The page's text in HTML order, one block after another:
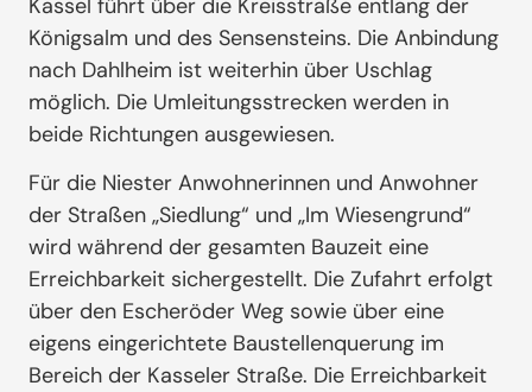
Königsalm und des Sensensteins. Die Anbindung
nach Dahlheim ist weiterhin über Uschlag
möglich. Die Umleitungsstrecken werden in
beide Richtungen ausgewiesen.
Für die Niester Anwohnerinnen und Anwohner
der Straßen „Siedlung“ und „Im Wiesengrund“
wird während der gesamten Bauzeit eine
Erreichbarkeit sichergestellt. Die Zufahrt erfolgt
über den Escheröder Weg sowie über eine
eigens eingerichtete Baustellenquerung im
Bereich der Kasseler Straße. Die Erreichbarkeit